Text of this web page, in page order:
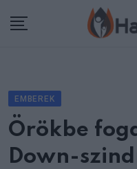
EMBEREK
Örökbe
Down-